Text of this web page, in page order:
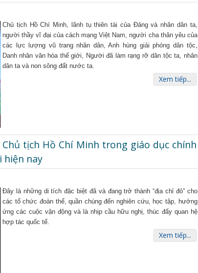
Chủ tịch Hồ Chí Minh, lãnh tụ thiên tài của Đảng và nhân dân ta,
người thầy vĩ đại của cách mạng Việt Nam, người cha thân yêu của
các lực lượng vũ trang nhân dân, Anh hùng giải phóng dân tộc,
Danh nhân văn hóa thế giới, Người đã làm rạng rỡ dân tộc ta, nhân
dân ta và non sông đất nước ta.
Xem tiếp...
tịch Hồ Chí Minh trong giáo dục chính
hiện nay
Đây là những di tích đặc biệt đã và đang trở thành “địa chỉ đỏ” cho
các tổ chức đoàn thể, quần chúng đến nghiên cứu, học tập, hưởng
ứng các cuộc vận động và là nhịp cầu hữu nghị, thúc đẩy quan hệ
hợp tác quốc tế.
Xem tiếp...